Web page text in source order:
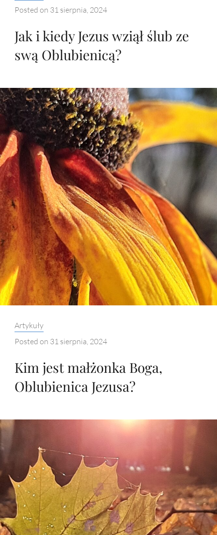
Posted on 31 sierpnia, 2024
Jak i kiedy Jezus wziął ślub ze
swą Oblubienicą?
Categories:
Artykuły
Posted on 31 sierpnia, 2024
Kim jest małżonka Boga,
Oblubienica Jezusa?